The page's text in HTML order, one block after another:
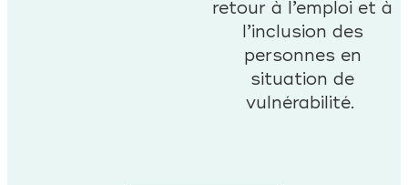
retour à l’emploi et à
l’inclusion des
personnes en
situation de
vulnérabilité.